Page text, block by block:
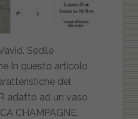
Sedile
In questo articolo
del
adatto ad un vaso
CHAMPAGNE.